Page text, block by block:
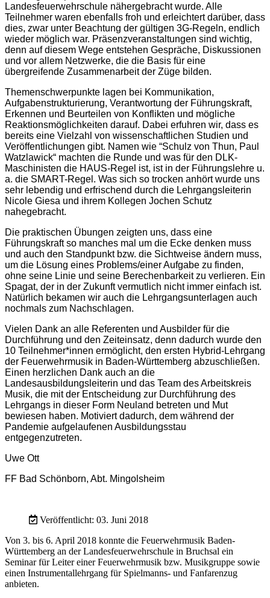
Landesfeuerwehrschule nähergebracht wurde. Alle
Teilnehmer waren ebenfalls froh und erleichtert darüber, dass
dies, zwar unter Beachtung der gültigen 3G-Regeln, endlich
wieder möglich war. Präsenzveranstaltungen sind wichtig,
denn auf diesem Wege entstehen Gespräche, Diskussionen
und vor allem Netzwerke, die die Basis für eine
übergreifende Zusammenarbeit der Züge bilden.
Themenschwerpunkte lagen bei Kommunikation,
Aufgabenstrukturierung, Verantwortung der Führungskraft,
Erkennen und Beurteilen von Konflikten und mögliche
Reaktionsmöglichkeiten darauf. Dabei erfuhren wir, dass es
bereits eine Vielzahl von wissenschaftlichen Studien und
Veröffentlichungen gibt. Namen wie “Schulz von Thun, Paul
Watzlawick“ machten die Runde und was für den DLK-
Maschinisten die HAUS-Regel ist, ist in der Führungslehre u.
a. die SMART-Regel. Was sich so trocken anhört wurde uns
sehr lebendig und erfrischend durch die Lehrgangsleiterin
Nicole Giesa und ihrem Kollegen Jochen Schutz
nahegebracht.
Die praktischen Übungen zeigten uns, dass eine
Führungskraft so manches mal um die Ecke denken muss
und auch den Standpunkt bzw. die Sichtweise ändern muss,
um die Lösung eines Problems/einer Aufgabe zu finden,
ohne seine Linie und seine Berechenbarkeit zu verlieren. Ein
Spagat, der in der Zukunft vermutlich nicht immer einfach ist.
Natürlich bekamen wir auch die Lehrgangsunterlagen auch
nochmals zum Nachschlagen.
Vielen Dank an alle Referenten und Ausbilder für die
Durchführung und den Zeiteinsatz, denn dadurch wurde den
10 Teilnehmer*innen ermöglicht, den ersten Hybrid-Lehrgang
der Feuerwehrmusik in Baden-Württemberg abzuschließen.
Einen herzlichen Dank auch an die
Landesausbildungsleiterin und das Team des Arbeitskreis
Musik, die mit der Entscheidung zur Durchführung des
Lehrgangs in dieser Form Neuland betreten und Mut
bewiesen haben. Motiviert dadurch, dem während der
Pandemie aufgelaufenen Ausbildungsstau
entgegenzutreten.
Uwe Ott
FF Bad Schönborn, Abt. Mingolsheim
Veröffentlicht: 03. Juni 2018
Von 3. bis 6. April 2018 konnte die Feuerwehrmusik Baden-
Württemberg an der Landesfeuerwehrschule in Bruchsal ein
Seminar für Leiter einer Feuerwehrmusik bzw. Musikgruppe sowie
einen Instrumentallehrgang für Spielmanns- und Fanfarenzug
anbieten.